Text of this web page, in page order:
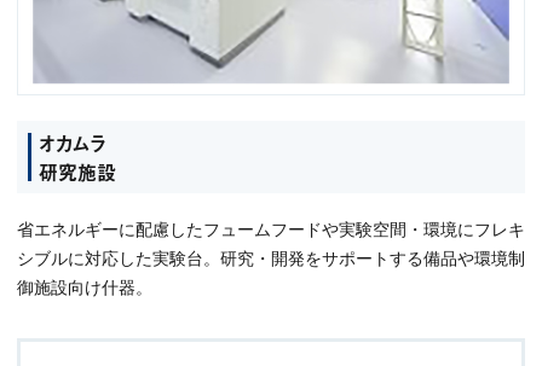
オカムラ
研究施設
省エネルギーに配慮したフュームフードや実験空間・環境にフレキ
シブルに対応した実験台。研究・開発をサポートする備品や環境制
御施設向け什器。